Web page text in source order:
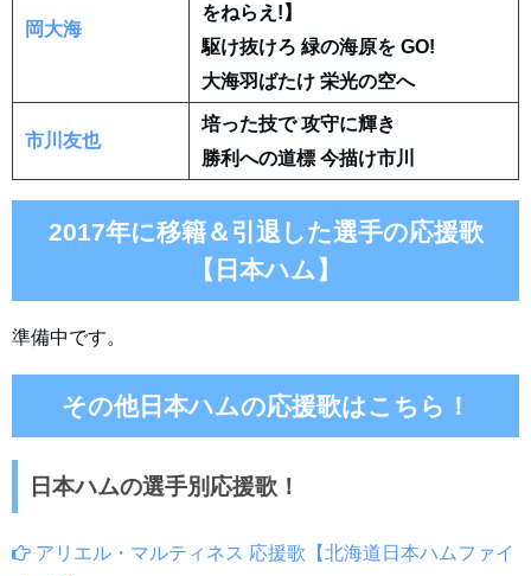
岡大海
をねらえ!】
駆け抜けろ 緑の海原を GO!
大海羽ばたけ 栄光の空へ
市川友也
培った技で 攻守に輝き
勝利への道標 今描け市川
2017年に移籍＆引退した選手の応援歌
【日本ハム】
準備中です。
その他日本ハムの応援歌はこちら！
日本ハムの選手別応援歌！
アリエル・マルティネス 応援歌【北海道日本ハムファイ